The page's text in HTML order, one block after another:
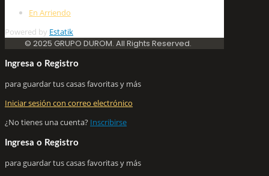
En Arriendo
Powered by Estatik
© 2025 GRUPO DUROM. All Rights Reserved.
Ingresa o Registro
para guardar tus casas favoritas y más
Iniciar sesión con correo electrónico
¿No tienes una cuenta? Inscribirse
Ingresa o Registro
para guardar tus casas favoritas y más